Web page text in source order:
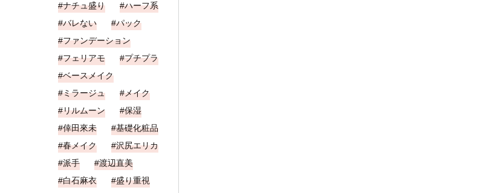
ナチュ盛り
ハーフ系
バレない
パック
ファンデーション
フェリアモ
プチプラ
ベースメイク
ミラージュ
メイク
リルムーン
保湿
倖田來未
基礎化粧品
春メイク
沢尻エリカ
派手
渡辺直美
白石麻衣
盛り重視